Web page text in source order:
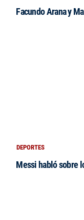
Facundo Arana y
DEPORTES
Messi habló sobre